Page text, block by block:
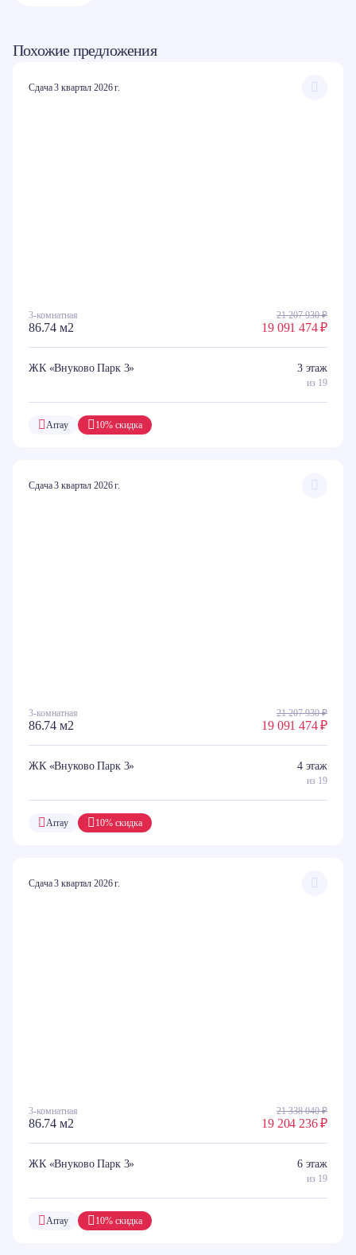
Похожие предложения
Сдача 3 квартал 2026 г.
3-комнатная
86.74 м2
21 207 930 ₽
19 091 474 ₽
ЖК «Внуково Парк 3» 3 этаж
из 19
10% скидка
Array
Сдача 3 квартал 2026 г.
3-комнатная
86.74 м2
21 207 930 ₽
19 091 474 ₽
ЖК «Внуково Парк 3» 4 этаж
из 19
10% скидка
Array
Сдача 3 квартал 2026 г.
3-комнатная
86.74 м2
21 338 040 ₽
19 204 236 ₽
ЖК «Внуково Парк 3» 6 этаж
из 19
10% скидка
Array